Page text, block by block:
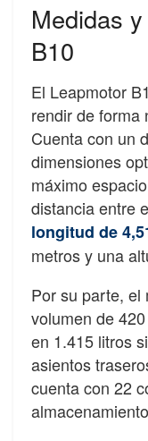
Medidas
B10
El Leapmotor
rendir de forma
Cuenta con un
dimensiones
máximo
distancia entre
longitud de
metros y una
Por su parte, el
volumen de
en 1.415 litros
asientos
cuenta con 22